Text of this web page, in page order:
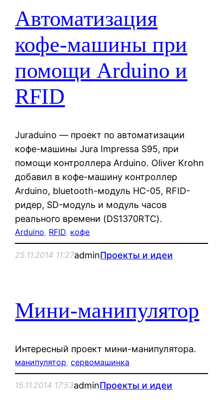
Автоматизация
кофе-машины при
помощи Arduino и
RFID
Juraduino — проект по автоматизации
кофе-машины Jura Impressa S95, при
помощи контроллера Arduino. Oliver Krohn
добавил в кофе-машину контроллер
Arduino, bluetooth-модуль HC-05, RFID-
ридер, SD-модуль и модуль часов
реального времени (DS1370RTC).
Arduino, RFID, кофе
25.11.2014 11:27adminПроекты и идеи
Мини-манипулятор
Интересный проект мини-манипулятора.
манипулятор, сервомашинка
15.11.2014 17:53adminПроекты и идеи